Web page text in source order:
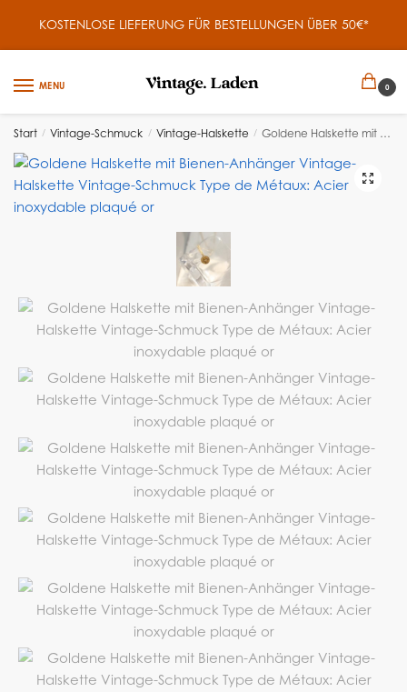
KOSTENLOSE LIEFERUNG FÜR BESTELLUNGEN ÜBER 50€*
MENU 0
Start / Vintage-Schmuck / Vintage-Halskette / Goldene Halskette mit Bienen-Anhänger
🔍